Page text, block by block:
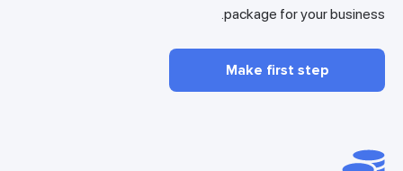
package for your business.
Make first step